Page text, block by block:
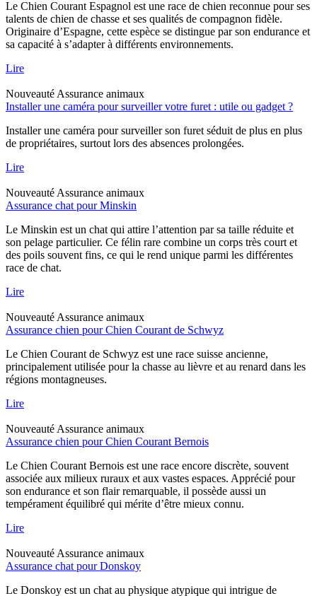
Le Chien Courant Espagnol est une race de chien reconnue pour ses
talents de chien de chasse et ses qualités de compagnon fidèle.
Originaire d’Espagne, cette espèce se distingue par son endurance et
sa capacité à s’adapter à différents environnements.
Lire
Nouveauté Assurance animaux
Installer une caméra pour surveiller votre furet : utile ou gadget ?
Installer une caméra pour surveiller son furet séduit de plus en plus
de propriétaires, surtout lors des absences prolongées.
Lire
Nouveauté Assurance animaux
Assurance chat pour Minskin
Le Minskin est un chat qui attire l’attention par sa taille réduite et
son pelage particulier. Ce félin rare combine un corps très court et
des poils souvent fins, ce qui le rend unique parmi les différentes
race de chat.
Lire
Nouveauté Assurance animaux
Assurance chien pour Chien Courant de Schwyz
Le Chien Courant de Schwyz est une race suisse ancienne,
principalement utilisée pour la chasse au lièvre et au renard dans les
régions montagneuses.
Lire
Nouveauté Assurance animaux
Assurance chien pour Chien Courant Bernois
Le Chien Courant Bernois est une race encore discrète, souvent
associée aux milieux ruraux et aux vastes espaces. Apprécié pour
son endurance et son flair remarquable, il possède aussi un
tempérament équilibré qui mérite d’être mieux connu.
Lire
Nouveauté Assurance animaux
Assurance chat pour Donskoy
Le Donskoy est un chat au physique atypique qui intrigue de